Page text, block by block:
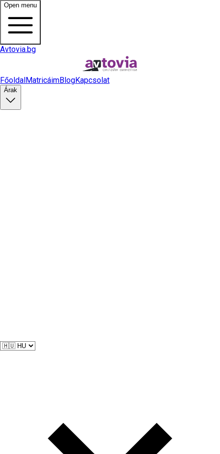
Open menu
Avtovia.bg
FőoldalMatricáimBlogKapcsolat
Árak